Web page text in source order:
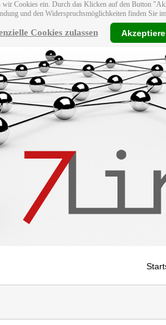
wir Cookies ein. Durch das Klicken auf den Button
und den Widerspruchsmöglichkeiten finden Sie
Cookies zulassen